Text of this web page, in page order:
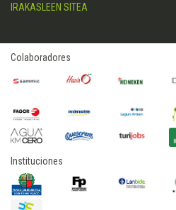
IRAKASLEEN SITEA
Colaboradores
Instituciones